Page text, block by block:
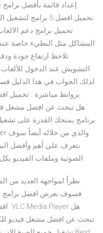
إعداد قائمة بأفضل
المشاكل مثل البطيء خاصة
تلاحظ ارتفاع جودة
التشويش عند الدخول
لذلك الجواب في هذا الدليل
نتعرف علي أهم وأفضل
الصوتية وملفات الفيديو
نظراً لمواجهة العديد من
فسوف نعرض افضل برامج
تبحث عن افضل مشغل فيديو